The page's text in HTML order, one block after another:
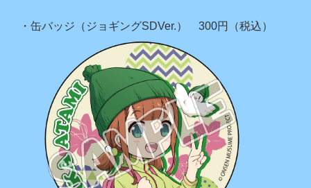
・缶バッジ（ジョギングSDVer.） 300円（税込）